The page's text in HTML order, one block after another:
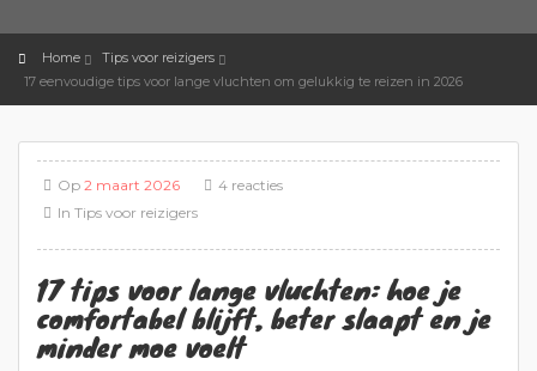
Home
Tips voor reizigers
17 eenvoudige tips voor lange vluchten om gelukkig te reizen in 2026
Op 2 maart 2026
In Tips voor reizigers
4 reacties
17 tips voor lange vluchten: hoe je
comfortabel blijft, beter slaapt en je
minder moe voelt